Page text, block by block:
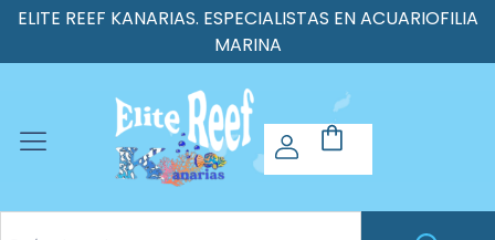
ELITE REEF KANARIAS. ESPECIALISTAS EN ACUARIOFILIA
MARINA